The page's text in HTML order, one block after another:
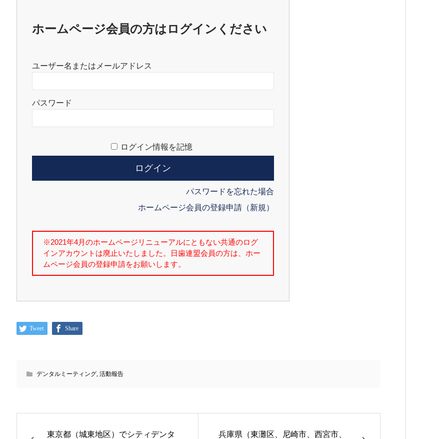
ホームページ会員の方はログインください
ユーザー名またはメールアドレス
パスワード
ログイン情報を記憶
パスワードを忘れた場合
ホームページ会員の登録申請（新規）
Tweet Share
デンタルミーティング, 活動報告
東京都（城東地区）でシティデンタ
兵庫県（東灘区、尼崎市、西宮市、